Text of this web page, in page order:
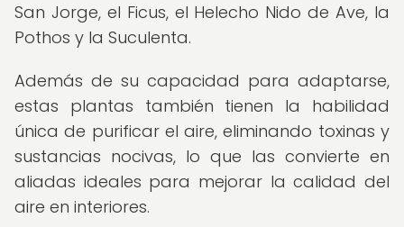
San Jorge, el Ficus, el Helecho Nido de Ave, la
Pothos y la Suculenta.
Además de su capacidad para adaptarse,
estas plantas también tienen la habilidad
única de purificar el aire, eliminando toxinas y
sustancias nocivas, lo que las convierte en
aliadas ideales para mejorar la calidad del
aire en interiores.